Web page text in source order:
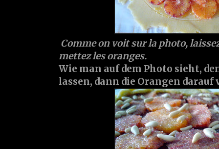
Comme on voit sur la photo,
mettez les oranges.
Wie man auf dem Photo sieht,
lassen, dann die Orangen darauf